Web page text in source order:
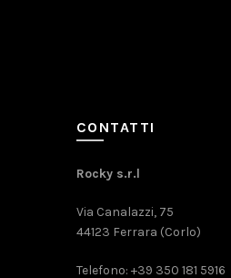
CONTATTI
Rocky s.r.l
Via Canalazzi, 75
44123 Ferrara (Corlo)
Telefono: +39 350 181 5916